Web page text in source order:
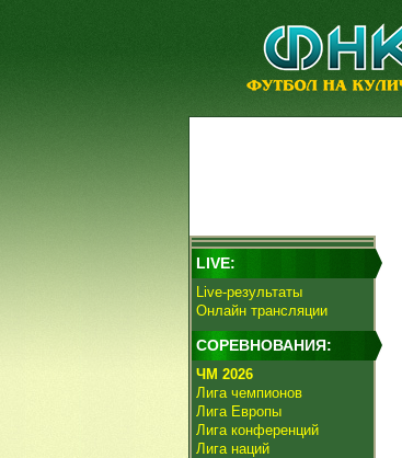
LIVE:
Live-результаты
Онлайн трансляции
СОРЕВНОВАНИЯ:
ЧМ 2026
Лига чемпионов
Лига Европы
Лига конференций
Лига наций